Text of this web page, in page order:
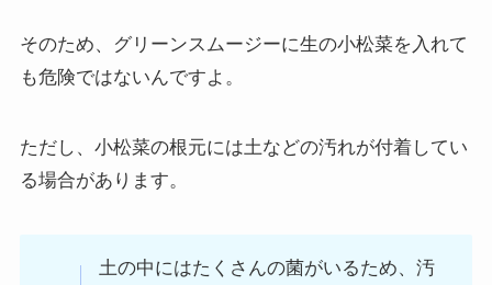
そのため、グリーンスムージーに生の小松菜を入れて
も危険ではないんですよ。
ただし、小松菜の根元には土などの汚れが付着してい
る場合があります。
土の中にはたくさんの菌がいるため、汚